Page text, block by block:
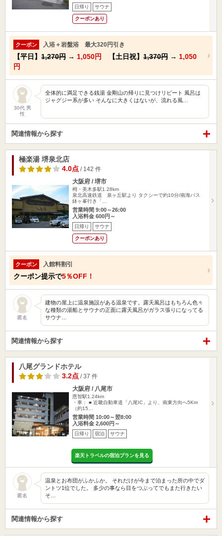
日帰り サウナ
クーポンあり
クーポン 入浴＋岩盤浴 最大320円引き
【平日】 1,270円 → 1,050円 【土日祝】 1,370円 → 1,050
円
30代 男
性
全体的に満足できる銭湯 金剛山の帰りに見つけリピート 風呂は
ジャグジー系が多い そんなに大きくはないが、流れる風…
関連情報から探す
極楽湯 堺泉北店
4.0点 / 142 件
大阪府 / 堺市
栂・美木多駅1.28km
泉北高速鉄道 泉ヶ丘駅より タクシーで約10分/南海バス
鉢ヶ峯行き「…
営業時間 9:00～26:00
入浴料金 600円～
日帰り サウナ
クーポンあり
クーポン 入館料割引
クーポン提示で5％OFF！
匿名
建物の屋上に温泉施設がある温泉です。露天風呂はもちろん色々
な種類の湯船とサウナの正面に露天風呂がガラス張りになってる
サウナ…
関連情報から探す
八尾グランドホテル
3.2点 / 37 件
大阪府 / 八尾市
恩智駅1.24km
・車： ■ 近畿自動車道「八尾IC」より、南東方向へ5Km
（約15…
営業時間 10:00～翌8:00
入浴料金 2,600円～
日帰り 宿泊 サウナ
楽天トラベルの宿泊プランを見る
匿名
温泉とお布団がふかふか。 それだけが今まで泊まった所の中でダ
ントツ1位でした。 多少の事なら目をつぶってでもまた行きたい
そ…
関連情報から探す